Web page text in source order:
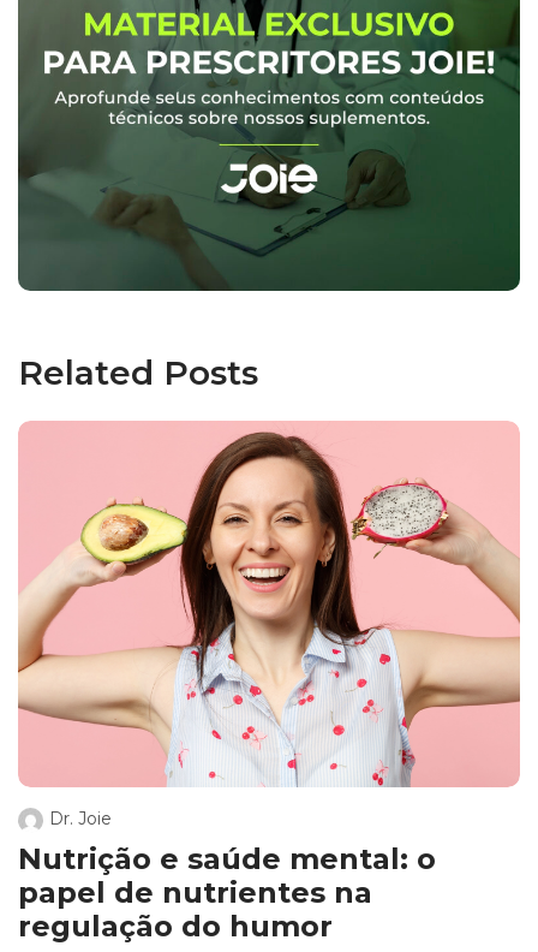
Related Posts
Dr. Joie
Nutrição e saúde mental: o
papel de nutrientes na
regulação do humor